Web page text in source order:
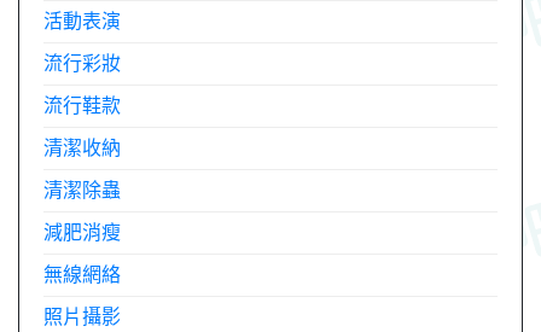
活動表演
流行彩妝
流行鞋款
清潔收納
清潔除蟲
減肥消瘦
無線網絡
照片攝影